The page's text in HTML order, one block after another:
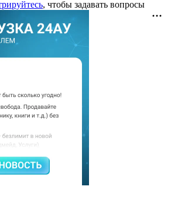
, чтобы задавать вопросы